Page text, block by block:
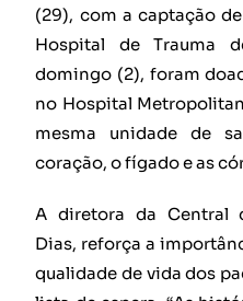
(29), com a captação
Hospital de Trauma
domingo (2), foram
no Hospital
mesma unidade de
coração, o fígado e as
A diretora da Central
Dias, reforça a
qualidade de vida dos